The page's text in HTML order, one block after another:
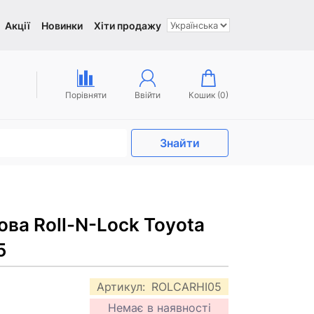
Акції Новинки Хіти продажу
Порівняти Ввійти Кошик (0)
Знайти
Roll-N-Lock Toyota
Артикул: ROLCARHI05
Немає в наявності